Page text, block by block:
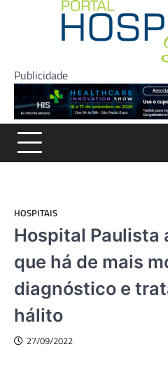
Publicidade
HOSPITAIS
Hospital Paulista
que há de mais
diagnóstico e
hálito
27/09/2022